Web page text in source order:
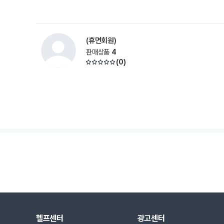
(휴면회원)
판매상품 4
(0)
헬프센터 광고센터